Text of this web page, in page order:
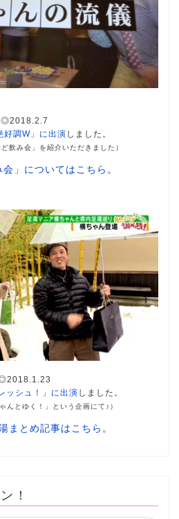
◎2018.2.7
好調W」に出演 しました。
飲み会」を紹介いただきました）
会」についてはこちら 。
ッシュ！」に出演 しました。
んとゆく！」という企画にて♪）
まとめ記事はこちら 。
！